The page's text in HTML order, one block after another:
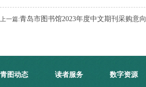
上一篇:青岛市图书馆2023年度中文期刊采购意向
青图动态 读者服务 数字资源